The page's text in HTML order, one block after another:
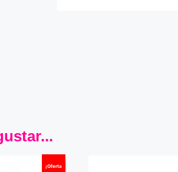
¡Oferta